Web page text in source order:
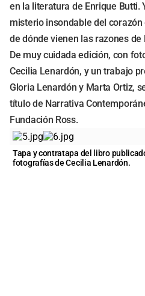
en la literatura de Enrique Butti.
misterio insondable del
de dónde vienen las razones de
De muy cuidada edición, con
Cecilia Lenardón, y un trabajo
Gloria Lenardón y Marta Ortiz,
título de Narrativa
Fundación Ross.
Tapa y contratapa del libro
fotografías de Cecilia Lenardón.